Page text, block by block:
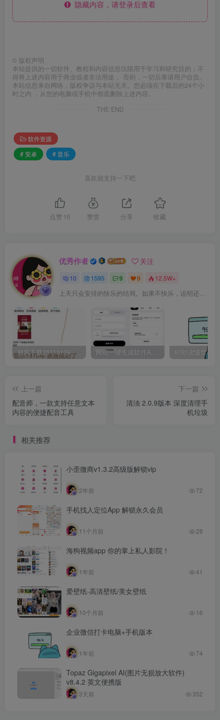
隐藏内容，请登录后查看
© 版权声明
本站提供的一切软件、教程和内容信息仅限用于学习和研究目的；不
得将上述内容用于商业或者非法用途， 否则，一切后果请用户自负。
本站信息来自网络，版权争议与本站无关。您必须在下载后的24个小
时之内 ，从您的电脑或手机中彻底删除上述内容。
THE END
软件资源
# 安卓
# 音乐
喜欢就支持一下吧
点赞 15 赞赏 分享 收藏
优秀作者 关注
10 1595 9 9 12.5W+
朔风下载25110109 -磁力下载神器-去VIP限制版本
上一篇
配音师，一款支持任意文本
内容的便捷配音工具
下一篇
清浊 2.0.9版本 深度清理手
机垃圾
相关推荐
小歪微商v1.3.2高级版解锁vip
2年前 72
手机找人定位App 解锁永久会员
11个月前 28
海狗视频app 你的掌上私人影院！
1年前 41
爱壁纸-高清壁纸/美女壁纸
10个月前 16
企业微信打卡电脑+手机版本
1年前 74
Topaz Gigapixel AI(图片无损放大软件)
v8.4.2 英文便携版
3天前 352